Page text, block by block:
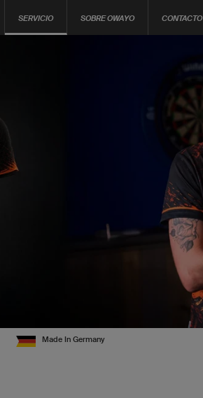
SERVICIO SOBRE OWAYO CONTACTO
Made In Germany